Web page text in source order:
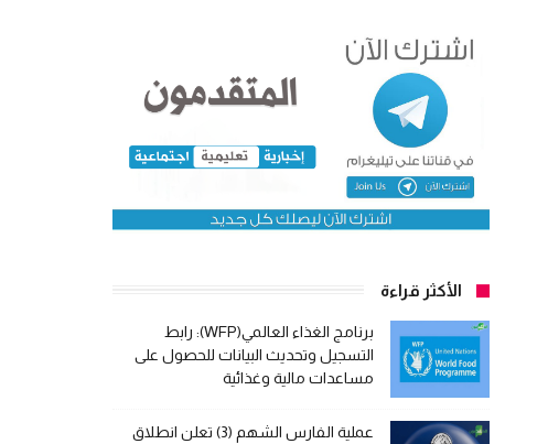
الأكثر قراءة
برنامج الغذاء العالمي(WFP): رابط
التسجيل وتحديث البيانات للحصول على
مساعدات مالية وغذائية
عملية الفارس الشهم (3) تعلن انطلاق